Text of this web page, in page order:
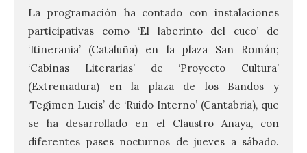
La programación ha contado con instalaciones
participativas como ‘El laberinto del cuco’ de
‘Itinerania’ (Cataluña) en la plaza San Román;
‘Cabinas Literarias’ de ‘Proyecto Cultura’
(Extremadura) en la plaza de los Bandos y
‘Tegimen Lucis’ de ‘Ruido Interno’ (Cantabria), que
se ha desarrollado en el Claustro Anaya, con
diferentes pases nocturnos de jueves a sábado.